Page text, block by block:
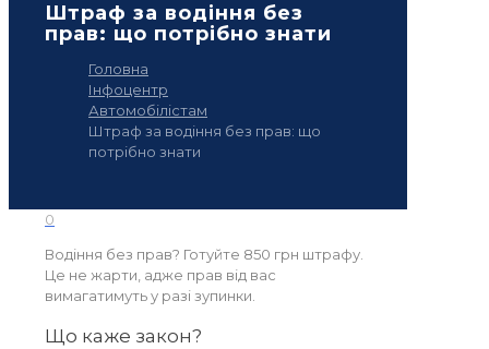
Штраф за водіння без
прав: що потрібно знати
Головна
Інфоцентр
Автомобілістам
Штраф за водіння без прав: що
потрібно знати
0
Водіння без прав? Готуйте 850 грн штрафу.
Це не жарти, адже прав від вас
вимагатимуть у разі зупинки.
Що каже закон?